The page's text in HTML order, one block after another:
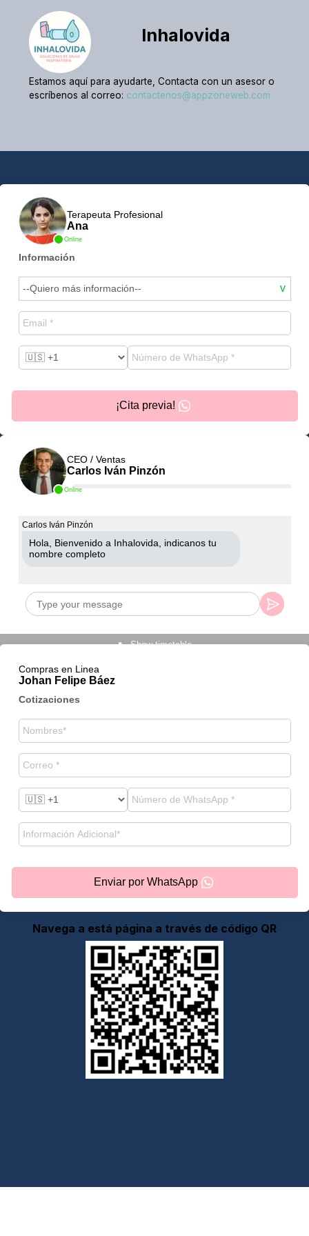
Inhalovida
Estamos aquí para ayudarte, Contacta con un asesor o
escríbenos al correo: contactenos@appzoneweb.com
Online
Terapeuta Profesional
Ana
Información
¡Cita previa!
Online
CEO / Ventas
Carlos Iván Pinzón
Show timetable
Carlos Iván Pinzón
Hola, Bienvenido a Inhalovida, indicanos tu
nombre completo
Compras en Linea
Johan Felipe Báez
Cotizaciones
Enviar por WhatsApp
Navega a está página a través de código QR